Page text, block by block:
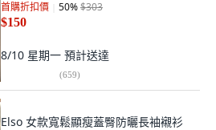
首購折扣價 50%$303
$150
8/10 星期一 預計送達
(659)
Elso 女款寬鬆顯瘦蓋臀防曬長袖襯衫